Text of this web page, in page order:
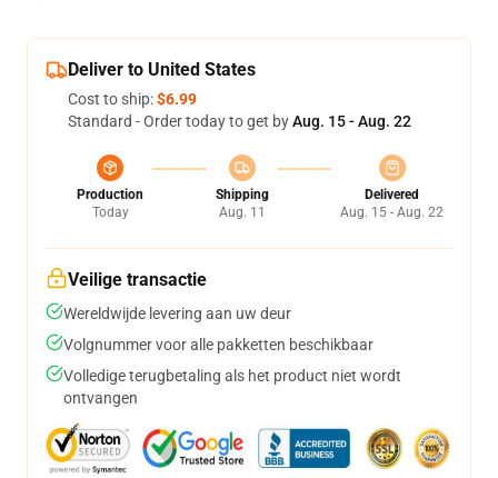
Deliver to United States
Cost to ship:$6.99
Standard - Order today to get byAug. 15 - Aug. 22
Production
Today
Shipping
Aug. 11
Delivered
Aug. 15 - Aug. 22
Veilige transactie
Wereldwijde levering aan uw deur
Volgnummer voor alle pakketten beschikbaar
Volledige terugbetaling als het product niet wordt
ontvangen